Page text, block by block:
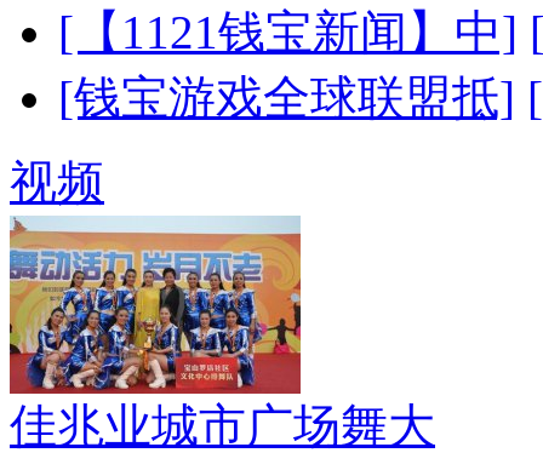
[【1121钱宝新闻】中]
[钱宝游戏全球联盟抵]
视频
佳兆业城市广场舞大